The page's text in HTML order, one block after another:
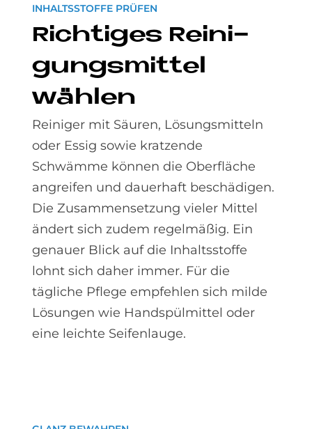
INHALTSSTOFFE PRÜFEN
Rich­ti­ges Rei­ni­
gungs­mit­tel
wäh­len
Reiniger mit Säuren, Lösungsmitteln
oder Essig sowie kratzende
Schwämme können die Oberfläche
angreifen und dauerhaft beschädigen.
Die Zusammensetzung vieler Mittel
ändert sich zudem regelmäßig. Ein
genauer Blick auf die Inhaltsstoffe
lohnt sich daher immer. Für die
tägliche Pflege empfehlen sich milde
Lösungen wie Handspülmittel oder
eine leichte Seifenlauge.